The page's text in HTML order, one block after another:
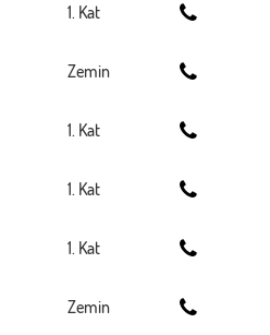
1. Kat
Zemin
1. Kat
1. Kat
1. Kat
Zemin